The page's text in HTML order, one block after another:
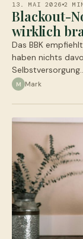
13. MAI 2026 2
Blackout-
wirklich
Das BBK
haben nichts
M Mark